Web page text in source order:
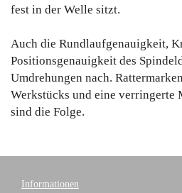
fest in der Welle sitzt.
Auch die Rundlaufgenauigkeit,
Positionsgenauigkeit des
Umdrehungen nach.
Werkstücks und eine verringerte
sind die Folge.
Informationen